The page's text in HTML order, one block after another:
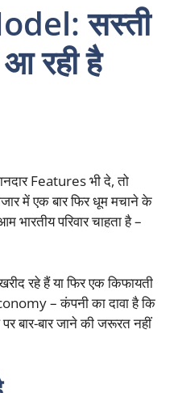
सस्ती
रही है
Features भी दे, तो
में एक बार फिर धूम मचाने के
भारतीय परिवार चाहता है –
रहे हैं या फिर एक किफायती
– कंपनी का दावा है कि
बार-बार जाने की जरूरत नहीं